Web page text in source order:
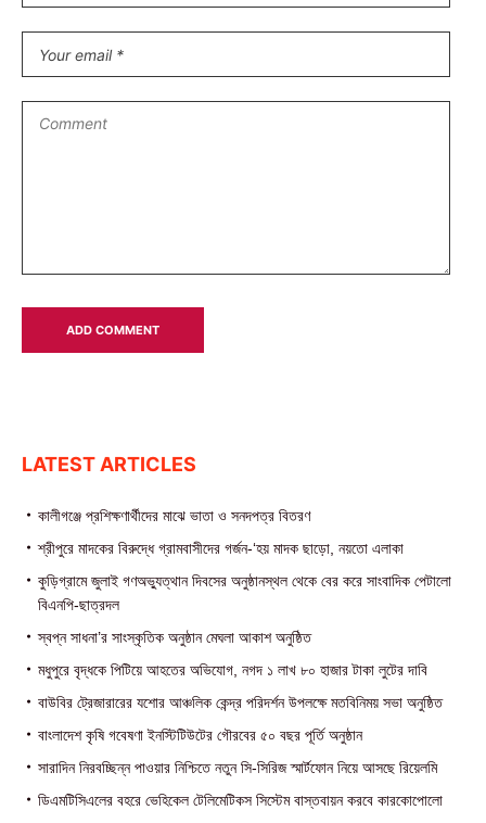
LATEST ARTICLES
কালীগঞ্জে প্রশিক্ষণার্থীদের মাঝে ভাতা ও সনদপত্র বিতরণ
শ্রীপুরে মাদকের বিরুদ্ধে গ্রামবাসীদের গর্জন-‘হয় মাদক ছাড়ো, নয়তো এলাকা
কুড়িগ্রামে জুলাই গণঅভ্যুত্থান দিবসের অনুষ্ঠানস্থল থেকে বের করে সাংবাদিক পেটালো
বিএনপি-ছাত্রদল
স্বপ্ন সাধনা’র সাংস্কৃতিক অনুষ্ঠান মেঘলা আকাশ অনুষ্ঠিত
মধুপুরে বৃদ্ধকে পিটিয়ে আহতের অভিযোগ, নগদ ১ লাখ ৮০ হাজার টাকা লুটের দাবি
বাউবির ট্রেজারারের যশোর আঞ্চলিক কেন্দ্র পরিদর্শন উপলক্ষে মতবিনিময় সভা অনুষ্ঠিত
বাংলাদেশ কৃষি গবেষণা ইনস্টিটিউটের গৌরবের ৫০ বছর পূর্তি অনুষ্ঠান
সারাদিন নিরবচ্ছিন্ন পাওয়ার নিশ্চিতে নতুন সি-সিরিজ স্মার্টফোন নিয়ে আসছে রিয়েলমি
ডিএমটিসিএলের বহরে ভেহিকেল টেলিমেটিকস সিস্টেম বাস্তবায়ন করবে কারকোপোলো